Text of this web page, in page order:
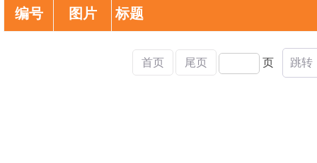
编号 图片 标题
首页 尾页 页 跳转